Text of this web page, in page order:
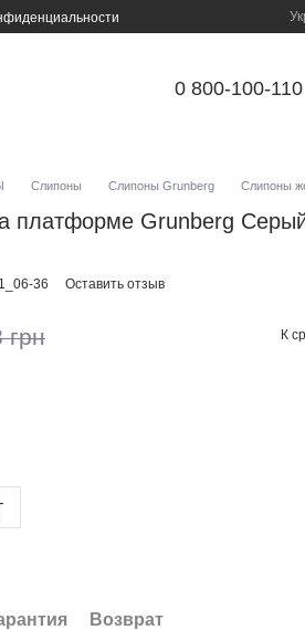
0 800-100-110
Слипоны Слипоны Grunberg Слипоны
платформе Grunberg
36 Оставить отзыв
грн К
Возврат